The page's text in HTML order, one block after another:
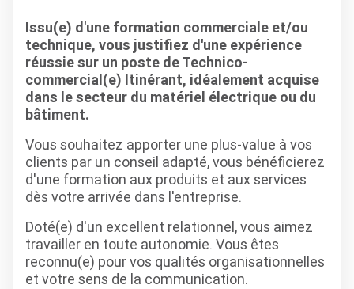
Issu(e) d'une formation commerciale et/ou
technique, vous justifiez d'une expérience
réussie sur un poste de Technico-
commercial(e) Itinérant, idéalement acquise
dans le secteur du matériel électrique ou du
bâtiment.
Vous souhaitez apporter une plus-value à vos
clients par un conseil adapté, vous bénéficierez
d'une formation aux produits et aux services
dès votre arrivée dans l'entreprise.
Doté(e) d'un excellent relationnel, vous aimez
travailler en toute autonomie. Vous êtes
reconnu(e) pour vos qualités organisationnelles
et votre sens de la communication.